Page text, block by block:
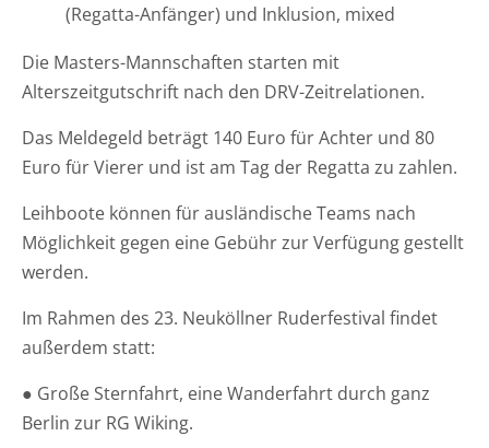
(Regatta-Anfänger) und Inklusion, mixed
Die Masters-Mannschaften starten mit
Alterszeitgutschrift nach den DRV-Zeitrelationen.
Das Meldegeld beträgt 140 Euro für Achter und 80
Euro für Vierer und ist am Tag der Regatta zu zahlen.
Leihboote können für ausländische Teams nach
Möglichkeit gegen eine Gebühr zur Verfügung gestellt
werden.
Im Rahmen des 23. Neuköllner Ruderfestival findet
außerdem statt:
● Große Sternfahrt, eine Wanderfahrt durch ganz
Berlin zur RG Wiking.